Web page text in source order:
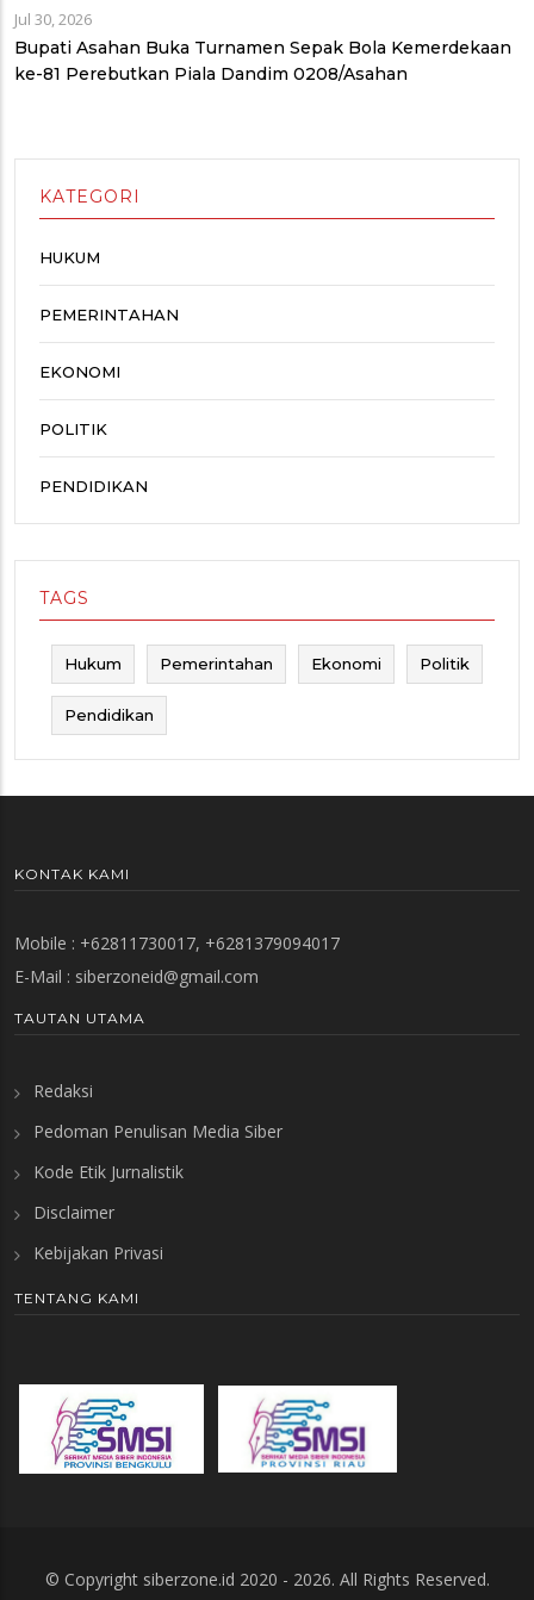
Jul 30, 2026
Bupati Asahan Buka Turnamen Sepak Bola Kemerdekaan
ke-81 Perebutkan Piala Dandim 0208/Asahan
KATEGORI
HUKUM
PEMERINTAHAN
EKONOMI
POLITIK
PENDIDIKAN
TAGS
Hukum Pemerintahan Ekonomi Politik
Pendidikan
KONTAK KAMI
Mobile : +62811730017, +6281379094017
E-Mail : siberzoneid@gmail.com
TAUTAN UTAMA
Redaksi
Pedoman Penulisan Media Siber
Kode Etik Jurnalistik
Disclaimer
Kebijakan Privasi
TENTANG KAMI
© Copyright siberzone.id 2020 - 2026. All Rights Reserved.